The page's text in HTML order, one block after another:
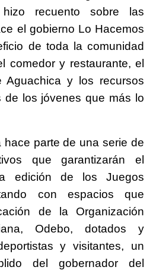
recuento sobre las
el gobierno Lo Hacemos
de toda la comunidad
comedor y restaurante, el
y los recursos
de los jóvenes que más lo
hace parte de una serie de
que garantizarán el
edición de los Juegos
con espacios que
de la Organización
Odebo, dotados y
y visitantes, un
del gobernador del